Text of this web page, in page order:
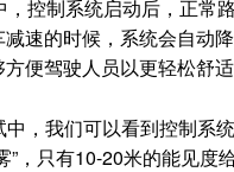
制系统启动后，正常
速的时候，系统会自动
便驾驶人员以更轻松舒
我们可以看到控制系
”，只有10-20米的能见